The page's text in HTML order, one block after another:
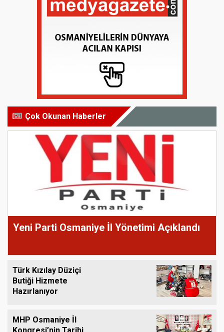
Çok Okunan Haberler
Yeni Parti Osmaniye İl Yönetimi Açıklandı
Türk Kızılay Düziçi
Butiği Hizmete
Hazırlanıyor
MHP Osmaniye İl
Kongresi’nin Tarihi